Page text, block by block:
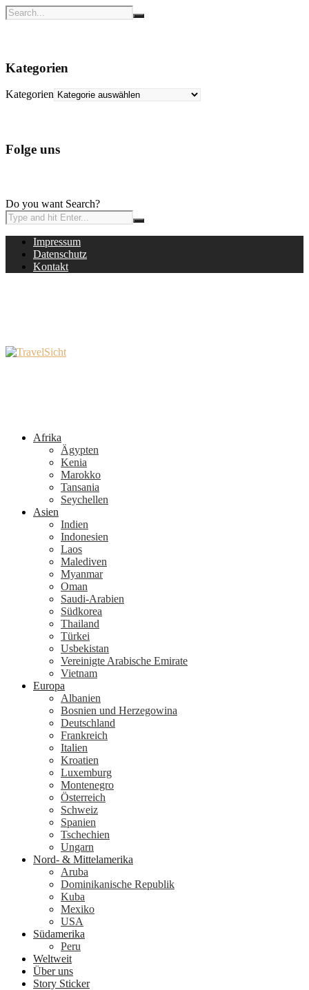
Kategorien
Kategorien
Folge uns
Do you want Search?
Impressum
Datenschutz
Kontakt
Afrika
Ägypten
Kenia
Marokko
Tansania
Seychellen
Asien
Indien
Indonesien
Laos
Malediven
Myanmar
Oman
Saudi-Arabien
Südkorea
Thailand
Türkei
Usbekistan
Vereinigte Arabische Emirate
Vietnam
Europa
Albanien
Bosnien und Herzegowina
Deutschland
Frankreich
Italien
Kroatien
Luxemburg
Montenegro
Österreich
Schweiz
Spanien
Tschechien
Ungarn
Nord- & Mittelamerika
Aruba
Dominikanische Republik
Kuba
Mexiko
USA
Südamerika
Peru
Weltweit
Über uns
Story Sticker